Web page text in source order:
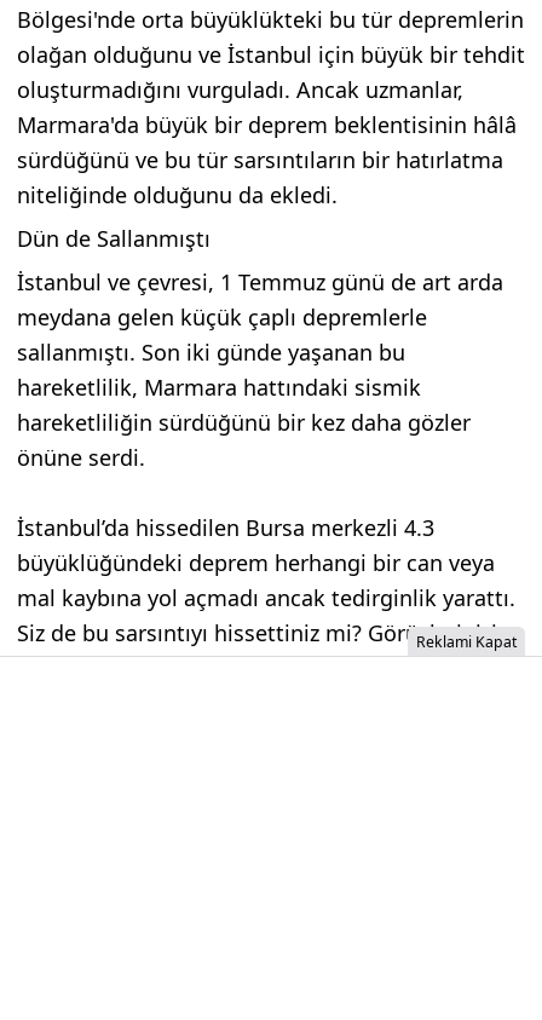
Bölgesi'nde orta büyüklükteki bu tür depremlerin
olağan olduğunu ve İstanbul için büyük bir tehdit
oluşturmadığını vurguladı. Ancak uzmanlar,
Marmara'da büyük bir deprem beklentisinin hâlâ
sürdüğünü ve bu tür sarsıntıların bir hatırlatma
niteliğinde olduğunu da ekledi.
Dün de Sallanmıştı
İstanbul ve çevresi, 1 Temmuz günü de art arda
meydana gelen küçük çaplı depremlerle
sallanmıştı. Son iki günde yaşanan bu
hareketlilik, Marmara hattındaki sismik
hareketliliğin sürdüğünü bir kez daha gözler
önüne serdi.
İstanbul’da hissedilen Bursa merkezli 4.3
büyüklüğündeki deprem herhangi bir can veya
mal kaybına yol açmadı ancak tedirginlik yarattı.
Siz de bu sarsıntıyı hissettiniz mi? Görüşlerinizi
Reklami Kapat